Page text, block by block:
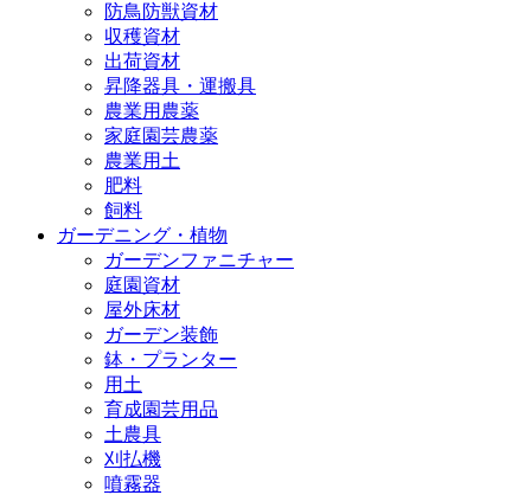
防鳥防獣資材
収穫資材
出荷資材
昇降器具・運搬具
農業用農薬
家庭園芸農薬
農業用土
肥料
飼料
ガーデニング・植物
ガーデンファニチャー
庭園資材
屋外床材
ガーデン装飾
鉢・プランター
用土
育成園芸用品
土農具
刈払機
噴霧器